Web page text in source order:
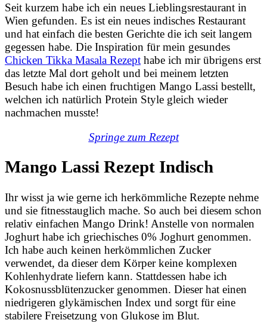
Seit kurzem habe ich ein neues Lieblingsrestaurant in
Wien gefunden. Es ist ein neues indisches Restaurant
und hat einfach die besten Gerichte die ich seit langem
gegessen habe. Die Inspiration für mein gesundes
Chicken Tikka Masala Rezept habe ich mir übrigens erst
das letzte Mal dort geholt und bei meinem letzten
Besuch habe ich einen fruchtigen Mango Lassi bestellt,
welchen ich natürlich Protein Style gleich wieder
nachmachen musste!
Springe zum Rezept
Mango Lassi Rezept Indisch
Ihr wisst ja wie gerne ich herkömmliche Rezepte nehme
und sie fitnesstauglich mache. So auch bei diesem schon
relativ einfachen Mango Drink! Anstelle von normalen
Joghurt habe ich griechisches 0% Joghurt genommen.
Ich habe auch keinen herkömmlichen Zucker
verwendet, da dieser dem Körper keine komplexen
Kohlenhydrate liefern kann. Stattdessen habe ich
Kokosnussblütenzucker genommen. Dieser hat einen
niedrigeren glykämischen Index und sorgt für eine
stabilere Freisetzung von Glukose im Blut.